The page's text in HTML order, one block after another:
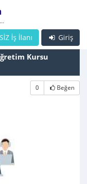
Giriş
İş İlanı
Kursu
0 Beğen